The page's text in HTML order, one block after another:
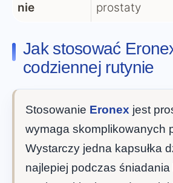
nie
prostaty
Jak stosować
codziennej rutynie
Stosowanie Eronex jest
wymaga skomplikowanych
Wystarczy jedna kapsułka
najlepiej podczas śniadania